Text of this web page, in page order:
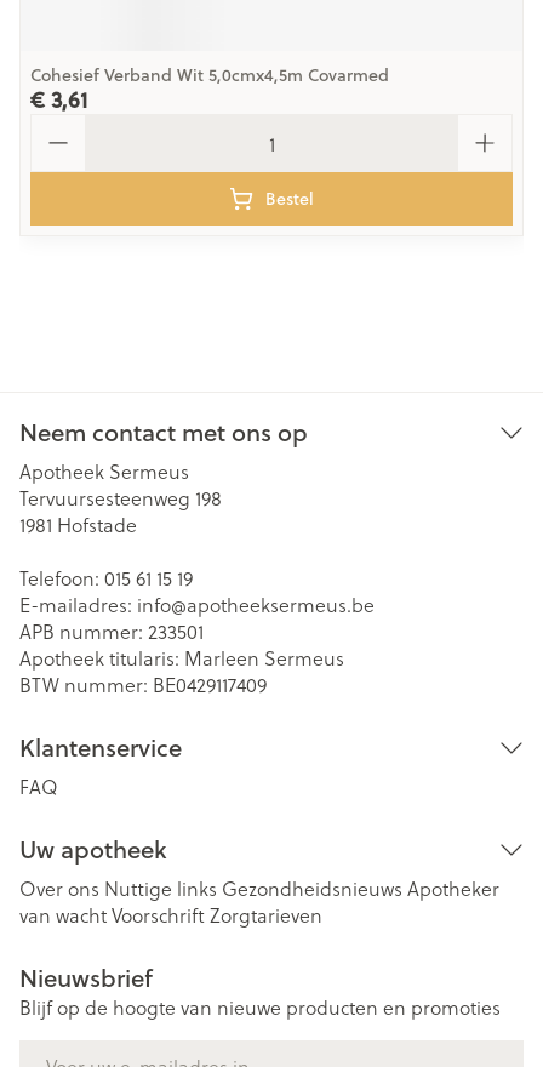
Cohesief Verband Wit 5,0cmx4,5m Covarmed
€ 3,61
Bestel
Neem contact met ons op
Apotheek Sermeus
Tervuursesteenweg 198
1981 Hofstade
Telefoon: 015 61 15 19
E-mailadres: info@apotheeksermeus.be
APB nummer: 233501
Apotheek titularis: Marleen Sermeus
BTW nummer: BE0429117409
Klantenservice
FAQ
Uw apotheek
Over ons Nuttige links Gezondheidsnieuws Apotheker
van wachtVoorschriftZorgtarieven
Nieuwsbrief
Blijf op de hoogte van nieuwe producten en promoties